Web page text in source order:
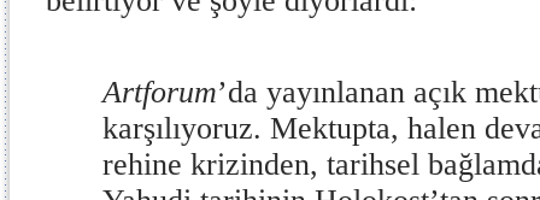
Artforum’da yayınlanan açık
karşılıyoruz. Mektupta, halen
rehine krizinden, tarihsel